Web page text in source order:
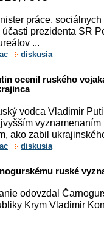
práce,
účasti prezidenta SR
...
diskusia
ocenil ruského
vodca Vladimir
ako zabil
diskusia
ruské
odovzdal
Krym Vladimir